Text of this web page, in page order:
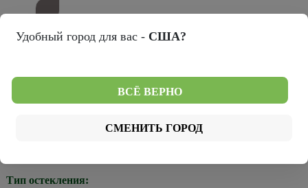
Серый
Тип остекления:
Удобный город для вас - США?
ВСЁ ВЕРНО
СМЕНИТЬ ГОРОД